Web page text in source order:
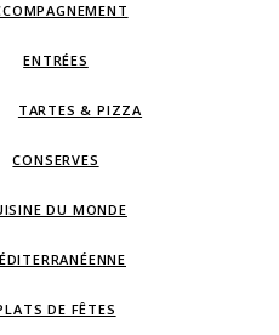
ENTRÉES
TARTES & PIZZA
CONSERVES
DU MONDE
DE FÊTES